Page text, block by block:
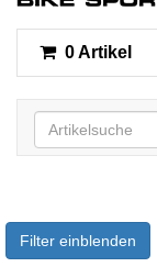
0 Artikel
Filter einblenden